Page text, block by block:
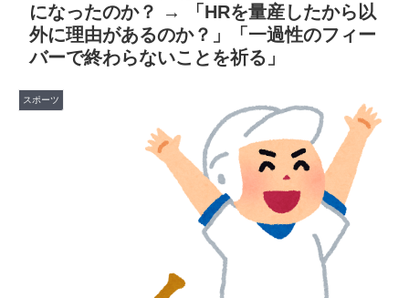
（ﾌﾞﾙﾌﾞﾙ」＝韓国の反応
▶
【MLB】化け物みたいな球を投げるクローザーを先発に
転向させないのはなんで？ → 「100mとマラソンの違
い」「先発は2－3種類の一級品の変化球が必要だから
な」
【伝説の100得点、いまだ都市伝説扱い】海外「バムの
83点でようやく信じた」
ぺこぱ松蔭寺「みんな右とか左とか拘りすぎ。思想関係
「1個9,983キロカロリー、成人が4〜5日かけて食べる
量」店名は『心臓発作グリル』、そこで本当に心臓発作
になったのか？ → 「HRを量産したから以
外に理由があるのか？」「一過性のフィー
バーで終わらないことを祈る」
スポーツ